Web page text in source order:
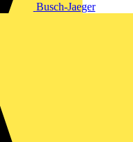
Busch-Jaeger